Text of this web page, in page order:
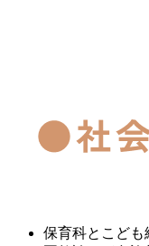
保育科とこども